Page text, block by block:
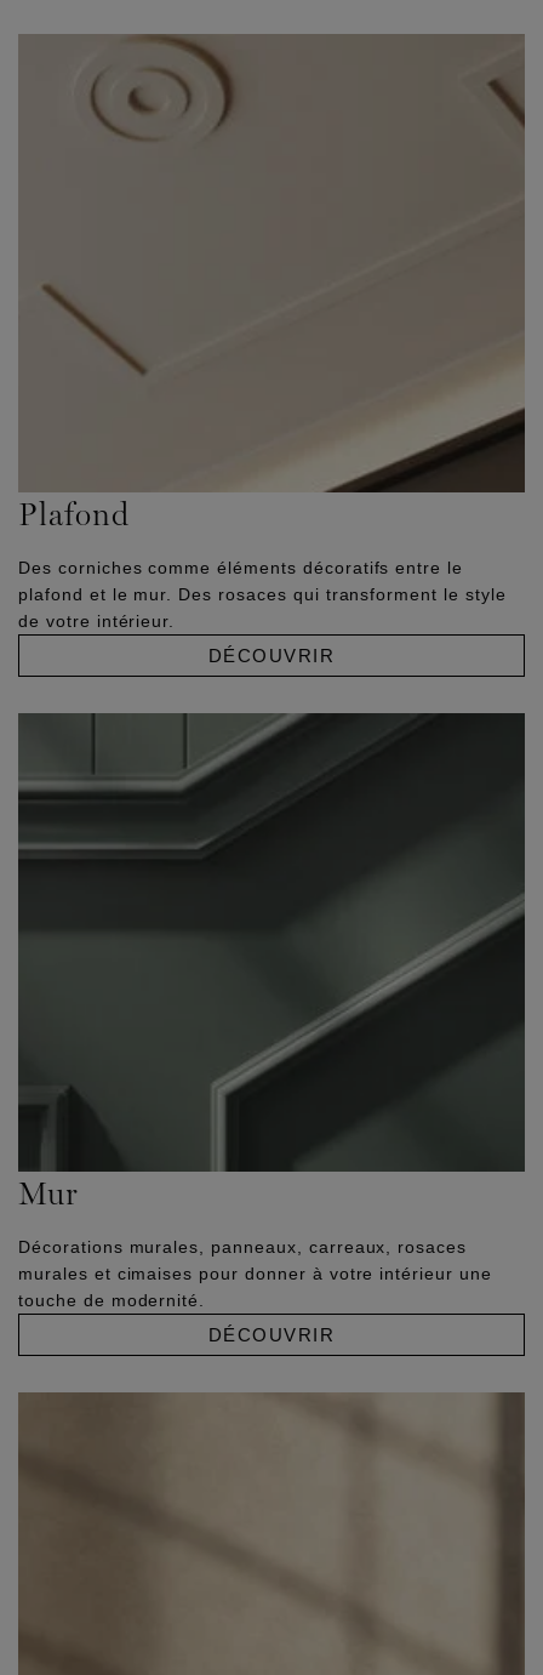
Plafond
Des corniches comme éléments décoratifs entre le
plafond et le mur. Des rosaces qui transforment le style
de votre intérieur.
DÉCOUVRIR
Mur
Décorations murales, panneaux, carreaux, rosaces
murales et cimaises pour donner à votre intérieur une
touche de modernité.
DÉCOUVRIR